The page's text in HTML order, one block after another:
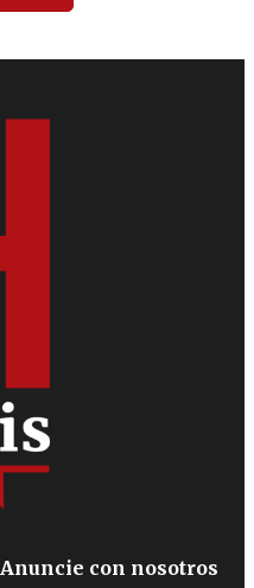
Anuncie con nosotros